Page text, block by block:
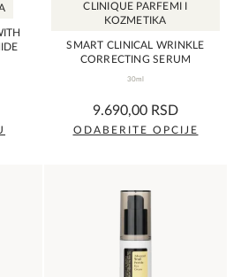
CLINIQUE PARFEMI I
KOZMETIKA
SMART CLINICAL WRINKLE
CORRECTING SERUM
30ml
0,0
rating
9.690,00 RSD
ODABERITE OPCIJE
ima
varijanti.
Opcije